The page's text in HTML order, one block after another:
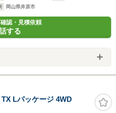
岡山県井原市
認・見積依頼
する
Lパッケージ 4WD